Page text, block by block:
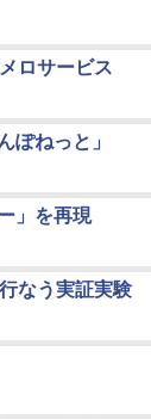
ロサービス
ぽねっと」
」を再現
なう実証実験